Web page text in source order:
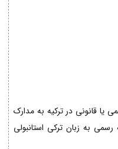
یا قانونی در ترکیه به مدارک
رسمی به زبان ترکی استانبولی